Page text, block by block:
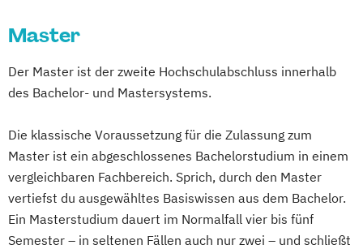
Master
Der Master ist der zweite Hochschulabschluss innerhalb
des Bachelor- und Mastersystems.
Die klassische Voraussetzung für die Zulassung zum
Master ist ein abgeschlossenes Bachelorstudium in einem
vergleichbaren Fachbereich. Sprich, durch den Master
vertiefst du ausgewähltes Basiswissen aus dem Bachelor.
Ein Masterstudium dauert im Normalfall vier bis fünf
Semester – in seltenen Fällen auch nur zwei – und schließt